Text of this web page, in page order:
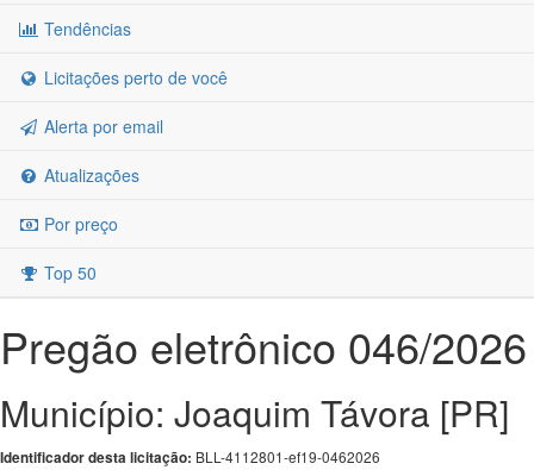
Tendências
Licitações perto de você
Alerta por email
Atualizações
Por preço
Top 50
Pregão eletrônico 046/2026
Município: Joaquim Távora [PR]
Identificador desta licitação: BLL-4112801-ef19-0462026